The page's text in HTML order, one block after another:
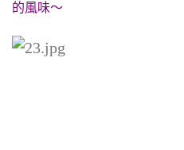
的風味～